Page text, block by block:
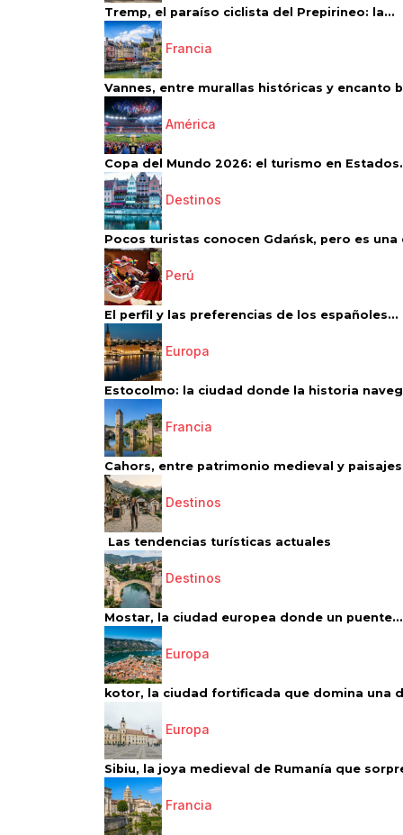
Tremp, el paraíso ciclista del Prepirineo: la...
Francia
Vannes, entre murallas históricas y encanto
América
Copa del Mundo 2026: el turismo en
Destinos
Pocos turistas conocen Gdańsk, pero es una
Perú
El perfil y las preferencias de los españoles...
Europa
Estocolmo: la ciudad donde la historia
Francia
Cahors, entre patrimonio medieval y paisajes
Destinos
Las tendencias turísticas actuales
Destinos
Mostar, la ciudad europea donde un puente...
Europa
kotor, la ciudad fortificada que domina una
Europa
Sibiu, la joya medieval de Rumanía que
Francia